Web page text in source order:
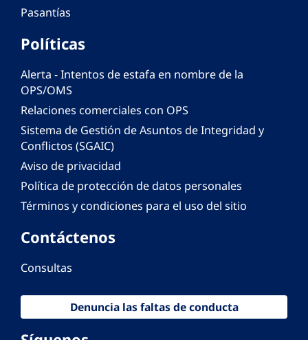
Pasantías
Políticas
Alerta - Intentos de estafa en nombre de la
OPS/OMS
Relaciones comerciales con OPS
Sistema de Gestión de Asuntos de Integridad y
Conflictos (SGAIC)
Aviso de privacidad
Política de protección de datos personales
Términos y condiciones para el uso del sitio
Contáctenos
Consultas
Denuncia las faltas de conducta